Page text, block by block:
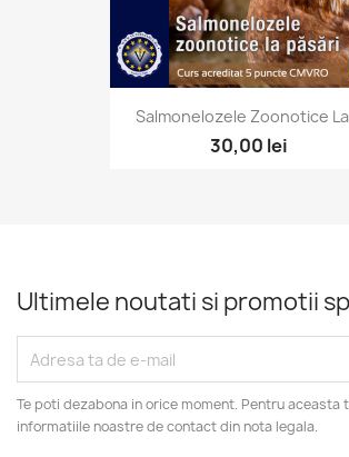
Salmonelozele Zoonotice
30,00 lei
Ultimele noutati si promotii
Te poti dezabona in orice moment. Pentru aceasta
informatiile noastre de contact din nota legala.